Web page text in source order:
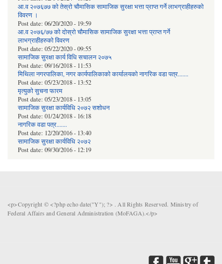
आ.व २०७६७७ को तेस्रो चौमासिक सामाजिक सुरक्षा भत्ता प्राप्त गर्ने लाभग्राहीहरुको
विवरण ।
Post date: 06/20/2020 - 19:59
आ.व २०७६/७७ को दोस्रो चौमासिक सामाजिक सुरक्षा भत्ता प्राप्त गर्ने
लाभग्राहीहरुको विवरण
Post date: 05/22/2020 - 09:55
सामाजिक सुरक्षा कार्य विधि स‌चालन २०७५
Post date: 09/16/2018 - 11:53
मिथिला नगरपालिका, नगर कार्यपालिकाको कार्यालयकाे नागरिक वडा पत्र.......
Post date: 05/23/2018 - 13:52
मृत्युको सुचना फारम
Post date: 05/23/2018 - 13:05
सामाजिक सुरक्षा कार्यविधि २०७२ स‌शाेधन
Post date: 01/24/2018 - 16:18
नागरिक वडा पत्र.......
Post date: 12/20/2016 - 13:40
सामाजिक सुरक्षा कार्यविधि २०७२
Post date: 09/30/2016 - 12:19
<p>Copyright © <?php echo date("Y"); ?> . All Rights Reserved. Ministry of
Federal Affairs and General Administration (MoFAGA).</p>